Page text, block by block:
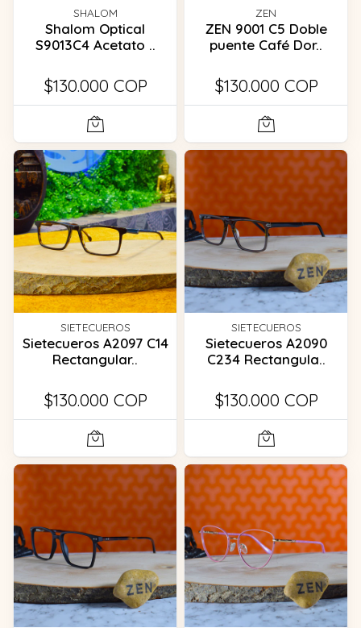
SHALOM
Shalom Optical
S9013C4 Acetato ..
$130.000 COP
ZEN
ZEN 9001 C5 Doble
puente Café Dor..
$130.000 COP
SIETECUEROS
Sietecueros A2097 C14
Rectangular..
$130.000 COP
SIETECUEROS
Sietecueros A2090
C234 Rectangula..
$130.000 COP